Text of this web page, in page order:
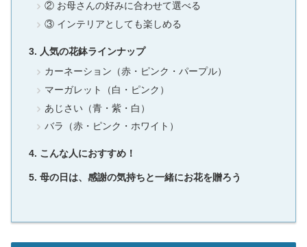
② お母さんの好みに合わせて選べる
③ インテリアとしても楽しめる
人気の花鉢ラインナップ
カーネーション（赤・ピンク・パープル）
マーガレット（白・ピンク）
あじさい（青・紫・白）
バラ（赤・ピンク・ホワイト）
こんな人におすすめ！
母の日は、感謝の気持ちと一緒にお花を贈ろう